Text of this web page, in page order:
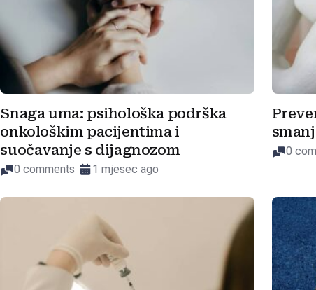
Snaga uma: psihološka podrška
onkološkim pacijentima i
suočavanje s dijagnozom
0 comments 1 mjesec ago
0